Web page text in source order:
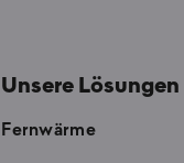
Unsere Lösungen
Fernwärme